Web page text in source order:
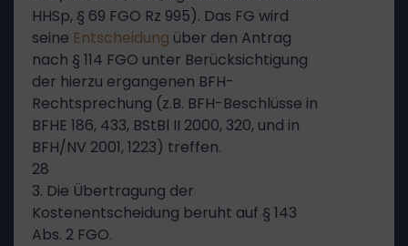
HHSp, § 69 FGO Rz 995). Das FG wird
seine Entscheidung über den Antrag
nach § 114 FGO unter Berücksichtigung
der hierzu ergangenen BFH-
Rechtsprechung (z.B. BFH-Beschlüsse in
BFHE 186, 433, BStBl II 2000, 320, und in
BFH/NV 2001, 1223) treffen.
28
3. Die Übertragung der
Kostenentscheidung beruht auf § 143
Abs. 2 FGO.